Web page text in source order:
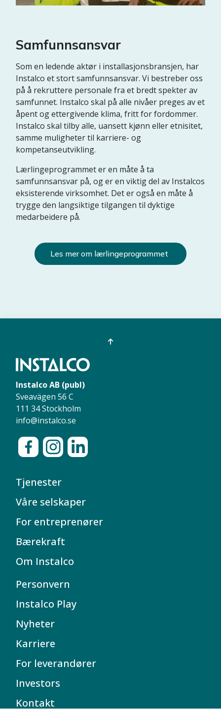
Samfunnsansvar
Som en ledende aktør i installasjonsbransjen, har
Instalco et stort samfunnsansvar. Vi bestreber oss
på å rekruttere personale fra et bredt spekter av
samfunnet. Instalco skal på alle nivåer preges av et
åpent og ettergivende klima, fritt for fordommer.
Instalco skal tilby alle, uansett kjønn eller etnisitet,
samme muligheter til karriere- og
kompetanseutvikling.
Lærlingeprogrammet er en måte å ta
samfunnsansvar på, og er en viktig del av Instalcos
eksisterende virksomhet. Det er også en måte å
trygge den langsiktige tilgangen til dyktige
medarbeidere på.
Les mer om lærlingeprogrammet
Instalco AB (publ)
Sveavägen 56 C
111 34 Stockholm
info@instalco.se
Tjenester
Våre selskaper
For entreprenører
Bærekraft
Om Instalco
Personvern
Instalco Play
Nyheter
Karriere
For leverandører
Investors
Kontakt